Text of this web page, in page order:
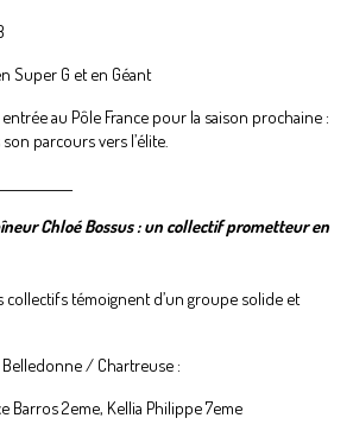
Super G et en Géant
au Pôle France pour la saison prochaine :
parcours vers l’élite.
Chloé Bossus : un collectif prometteur en
collectifs témoignent d’un groupe solide et
/ Chartreuse :
Barros 2eme, Kellia Philippe 7eme